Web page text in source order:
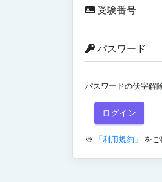
受験番号
パスワード
パスワードの伏字解
※ 「利用規約」 をご